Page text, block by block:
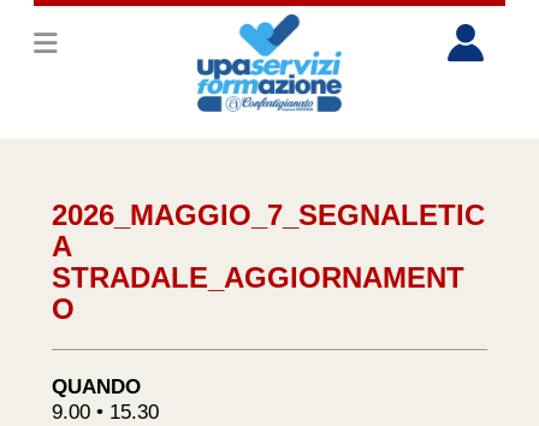
2026_MAGGIO_7_SEGNALETIC
A
STRADALE_AGGIORNAMENT
O
QUANDO
9.00 • 15.30